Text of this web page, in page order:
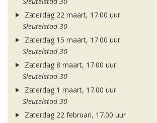
Zaterdag 22 maart, 17.00 uur
Sleutelstad 30
Zaterdag 15 maart, 17.00 uur
Sleutelstad 30
Zaterdag 8 maart, 17.00 uur
Sleutelstad 30
Zaterdag 1 maart, 17.00 uur
Sleutelstad 30
Zaterdag 22 februari, 17.00 uur